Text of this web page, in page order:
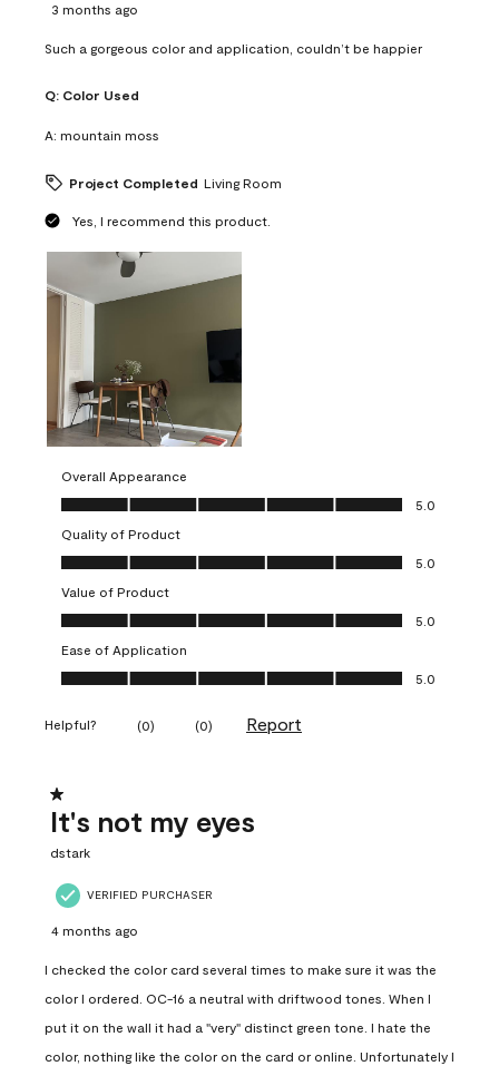
3 months ago
Such a gorgeous color and application, couldn’t be happier
Q: Color Used
A: mountain moss
Project Completed Living Room
Yes, I recommend this product.
Overall Appearance
Overall Appearance, 5.0 out of 5
5.0
Quality of Product
Quality of Product, 5.0 out of 5
5.0
Value of Product
Value of Product, 5.0 out of 5
5.0
Ease of Application
Ease of Application, 5.0 out of 5
5.0
Helpful? (0) (0) Report
1 out of 5 stars.
It's not my eyes
dstark
VERIFIED PURCHASER
4 months ago
I checked the color card several times to make sure it was the
color I ordered. OC-16 a neutral with driftwood tones. When I
put it on the wall it had a "very" distinct green tone. I hate the
color, nothing like the color on the card or online. Unfortunately I